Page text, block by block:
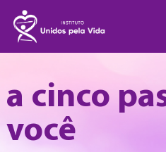
a cinco
você